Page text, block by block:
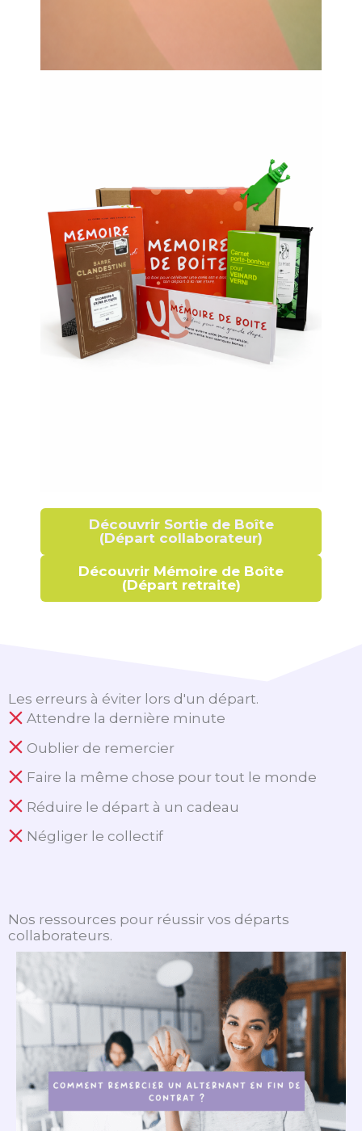
Découvrir Sortie de Boîte
(Départ collaborateur)
Découvrir Mémoire de Boîte
(Départ retraite)
Les erreurs à éviter lors d'un départ.
Attendre la dernière minute
Oublier de remercier
Faire la même chose pour tout le monde
Réduire le départ à un cadeau
Négliger le collectif
Nos ressources pour réussir vos départs
collaborateurs.